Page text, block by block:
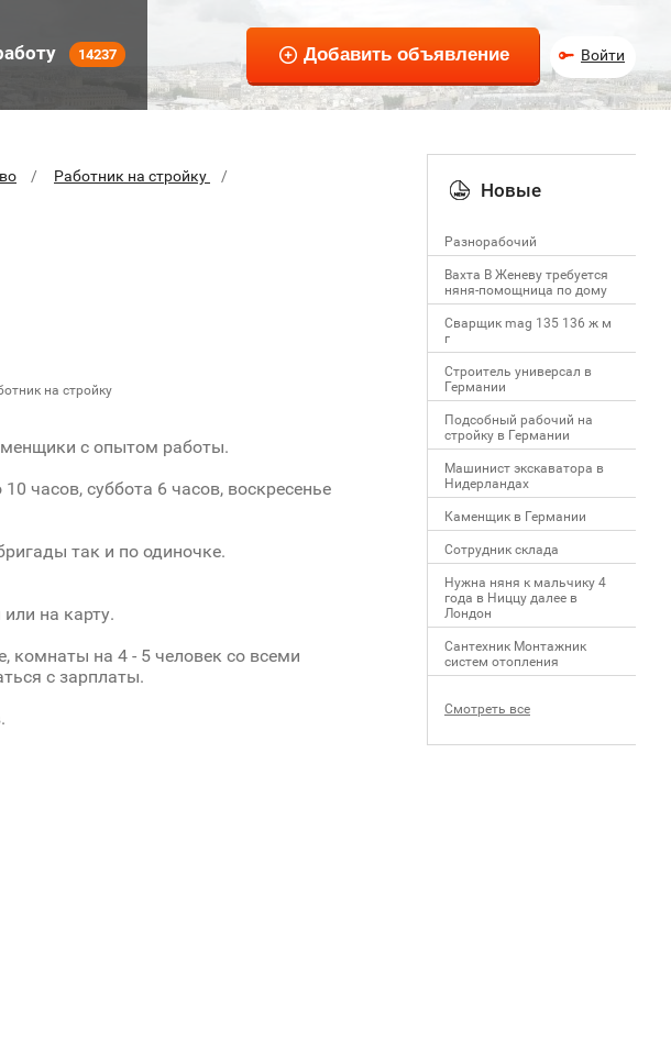
14237 Войти
Работник на стройку
на стройку
с опытом работы.
часов, суббота 6 часов, воскресенье
так и по одиночке.
на карту.
комнаты на 4 - 5 человек со всеми
с зарплаты.
Новые
Разнорабочий
Вахта В Женеву требуется
няня-помощница по дому
Сварщик mag 135 136 ж м
г
Строитель универсал в
Германии
Подсобный рабочий на
стройку в Германии
Машинист экскаватора в
Нидерландах
Каменщик в Германии
Сотрудник склада
Нужна няня к мальчику 4
года в Ниццу далее в
Лондон
Сантехник Монтажник
систем отопления
Смотреть все